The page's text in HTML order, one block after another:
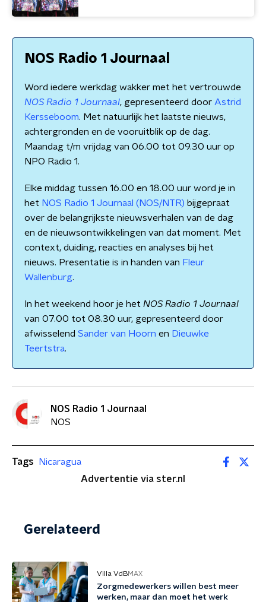
NOS Radio 1 Journaal
Word iedere werkdag wakker met het vertrouwde
NOS Radio 1 Journaal, gepresenteerd door Astrid
Kersseboom. Met natuurlijk het laatste nieuws,
achtergronden en de vooruitblik op de dag.
Maandag t/m vrijdag van 06.00 tot 09.30 uur op
NPO Radio 1.
Elke middag tussen 16.00 en 18.00 uur word je in
het NOS Radio 1 Journaal (NOS/NTR) bijgepraat
over de belangrijkste nieuwsverhalen van de dag
en de nieuwsontwikkelingen van dat moment. Met
context, duiding, reacties en analyses bij het
nieuws. Presentatie is in handen van Fleur
Wallenburg.
In het weekend hoor je het NOS Radio 1 Journaal
van 07.00 tot 08.30 uur, gepresenteerd door
afwisselend Sander van Hoorn en Dieuwke
Teertstra.
NOS Radio 1 Journaal
NOS
Tags
Nicaragua
Advertentie via ster.nl
Gerelateerd
Villa VdBMAX
Zorgmedewerkers willen best meer
werken, maar dan moet het werk